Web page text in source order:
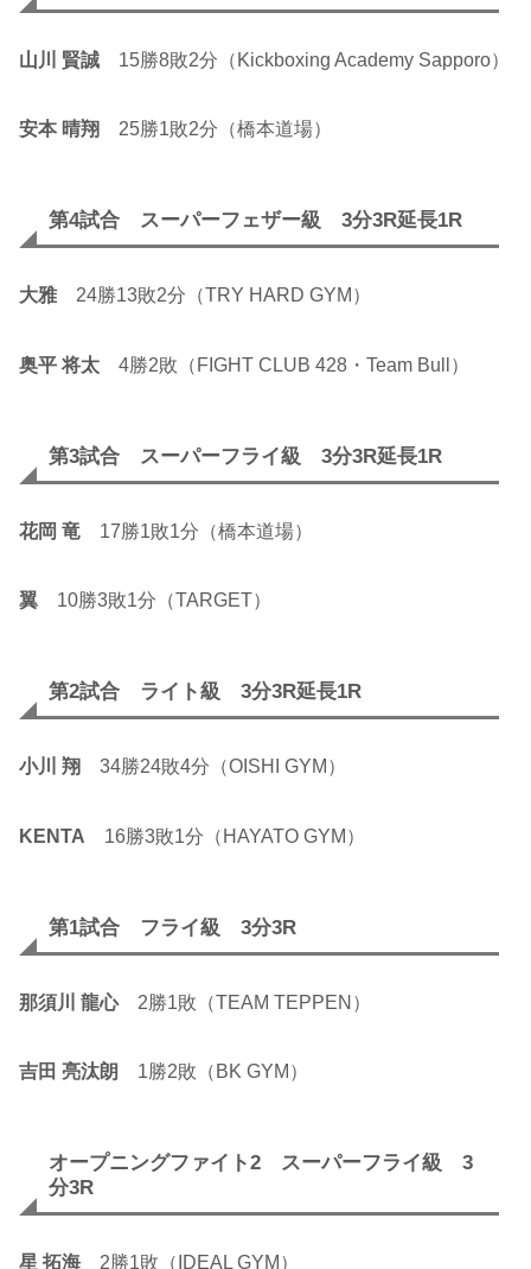
山川 賢誠 15勝8敗2分（Kickboxing Academy Sapporo）
安本 晴翔 25勝1敗2分（橋本道場）
第4試合 スーパーフェザー級 3分3R延長1R
大雅24勝13敗2分（TRY HARD GYM）
奥平 将太 4勝2敗（FIGHT CLUB 428・Team Bull）
第3試合 スーパーフライ級 3分3R延長1R
花岡 竜 17勝1敗1分（橋本道場）
翼 10勝3敗1分（TARGET）
第2試合 ライト級 3分3R延長1R
小川 翔 34勝24敗4分（OISHI GYM）
KENTA 16勝3敗1分（HAYATO GYM）
第1試合 フライ級 3分3R
那須川 龍心2勝1敗（TEAM TEPPEN）
吉田 亮汰朗 1勝2敗（BK GYM）
オープニングファイト2 スーパーフライ級 3
分3R
星 拓海 2勝1敗（IDEAL GYM）